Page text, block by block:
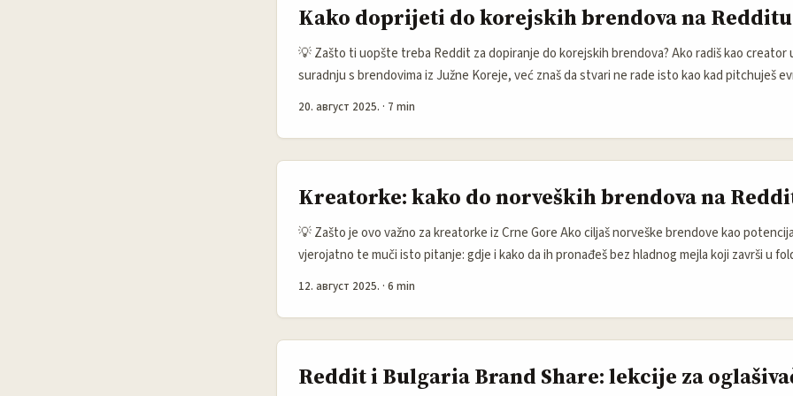
paid communities — to su mesta gde možete ugovoriti ekskluzive ili co-create. ...
Kako doprijeti do korejskih brendova na
💡 Zašto ti uopšte treba Reddit za dopiranje do korejskih brendova? Ako radiš kao creator
suradnju s brendovima iz Južne Koreje, već znaš da stvari ne rade isto kao kad pitchuješ
američkim firmama. Korejski brendovi — naročito u beauty-tech i skincare svijetu — paze
kratak TikTok klip u kojem je Kylie Jenner dodirnula uređaj za njegu kože podigao je
(proizvođač Booster Pro) monumentalni „boost” — toliko da je vlasnik Kim Byung Hoon
(izvještava cafebiz, koji prenosi podatke o skoku dionica). To ti je podsjetnik da jedna
promijeniti igru, ali kanali i očekivanja brendova se razlikuju. ...
20. август 2025. · 7 min
Kreatorke: kako do norveških brendova na
💡 Zašto je ovo važno za kreatorke iz Crne Gore Ako ciljaš norveške brendove kao
vjerojatno te muči isto pitanje: gdje i kako da ih pronađeš bez hladnog mejla koji završi u
Reddit, iako nije klasičan “influencer marketplace”, sve češće postaje mjesto gdje se rađa
12. август 2025. · 6 min
Reddit i Bulgaria Brand Share: lekcije za